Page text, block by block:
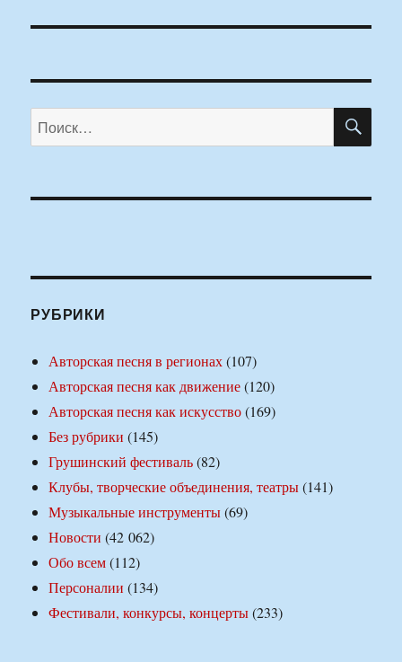
Искать:
РУБРИКИ
Авторская песня в регионах(107)
Авторская песня как движение(120)
Авторская песня как искусство(169)
Без рубрики (145)
Грушинский фестиваль(82)
Клубы, творческие объединения, театры(141)
Музыкальные инструменты(69)
Новости (42 062)
Обо всем(112)
Персоналии (134)
Фестивали, конкурсы, концерты(233)